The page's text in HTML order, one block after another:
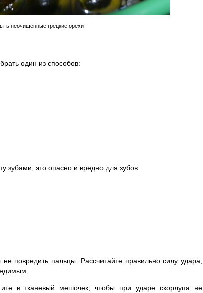
неочищенные грецкие орехи
один из способов:
зубами, это опасно и вредно для зубов.
повредить пальцы. Рассчитайте правильно силу удара,
в тканевый мешочек, чтобы при ударе скорлупа не